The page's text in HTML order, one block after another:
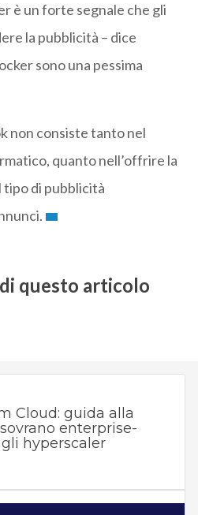
è un forte segnale che gli
la pubblicità – dice
sono una pessima
non consiste tanto nel
quanto nell’offrire la
tipo di pubblicità
questo articolo
Cloud: guida alla
enterprise-
hyperscaler